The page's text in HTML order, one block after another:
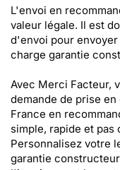
L'envoi en
valeur légale. Il est
d'envoi pour
charge garantie
Avec Merci Facteur,
demande de prise
France en
simple, rapide et pas
Personnalisez votre
garantie